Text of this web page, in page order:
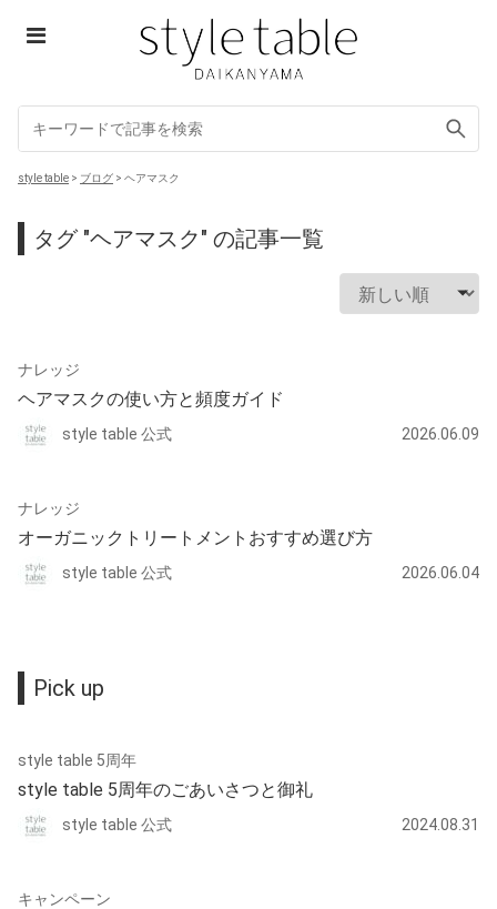
Skip
style table > ブログ > ヘアマスク
タグ "ヘアマスク" の記事一覧
ナレッジ
ヘアマスクの使い方と頻度ガイド
style table 公式 2026.06.09
ナレッジ
オーガニックトリートメントおすすめ選び方
style table 公式 2026.06.04
Pick up
style table 5周年
style table 5周年のごあいさつと御礼
style table 公式 2024.08.31
キャンペーン